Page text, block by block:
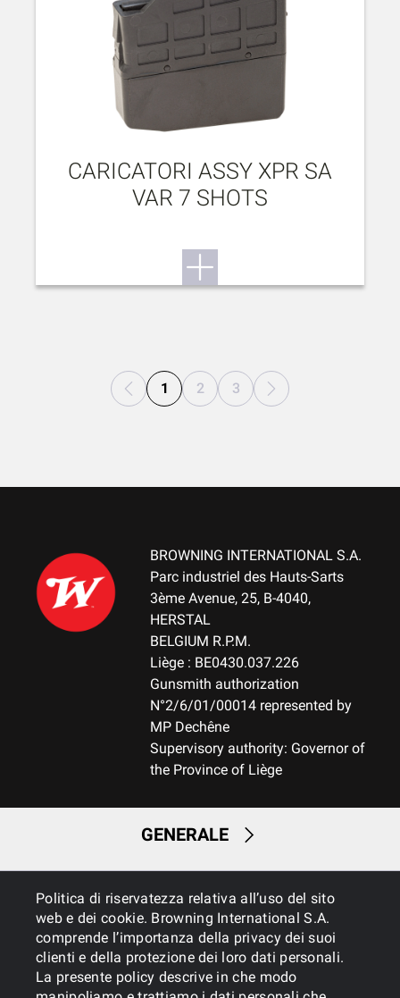
Politica di riservatezza relativa all’uso del sito
web e dei cookie. Browning International S.A.
comprende l’importanza della privacy dei suoi
clienti e della protezione dei loro dati personali.
La presente policy descrive in che modo
CARICATORI ASSY XPR SA
VAR 7 SHOTS
1 2 3
BROWNING INTERNATIONAL S.A.
Parc industriel des Hauts-Sarts
3ème Avenue, 25, B-4040,
HERSTAL
BELGIUM R.P.M.
Liège : BE0430.037.226
Gunsmith authorization
N°2/6/01/00014 represented by
MP Dechêne
Supervisory authority: Governor of
the Province of Liège
GENERALE
SERVIZI